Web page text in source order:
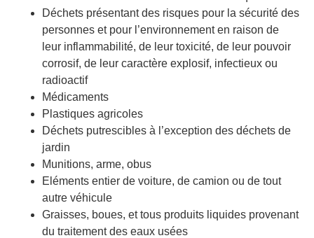
Déchets présentant des risques pour la sécurité des
personnes et pour l’environnement en raison de
leur inflammabilité, de leur toxicité, de leur pouvoir
corrosif, de leur caractère explosif, infectieux ou
radioactif
Médicaments
Plastiques agricoles
Déchets putrescibles à l’exception des déchets de
jardin
Munitions, arme, obus
Eléments entier de voiture, de camion ou de tout
autre véhicule
Graisses, boues, et tous produits liquides provenant
du traitement des eaux usées